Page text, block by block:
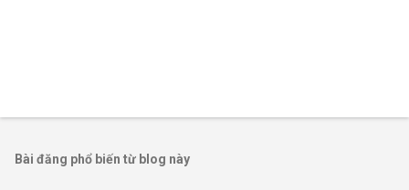
Bài đăng phổ biến từ blog này